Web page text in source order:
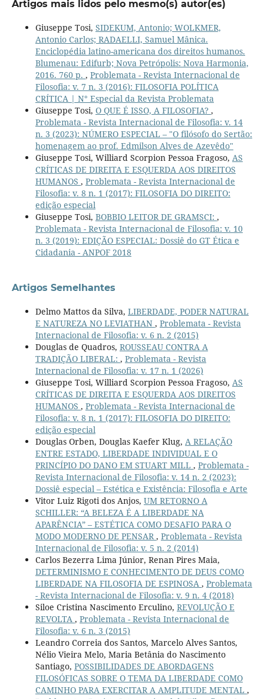
Artigos mais lidos pelo mesmo(s) autor(es)
Giuseppe Tosi, SIDEKUM, Antonio; WOLKMER,
Antonio Carlos; RADAELLI, Samuel Mânica.
Enciclopédia latino-americana dos direitos humanos.
Blumenau: Edifurb; Nova Petrópolis: Nova Harmonia,
2016. 760 p. , Problemata - Revista Internacional de
Filosofia: v. 7 n. 3 (2016): FILOSOFIA POLÍTICA
CRÍTICA | N° Especial da Revista Problemata
Giuseppe Tosi, O QUE É ISSO, A FILOSOFIA? ,
Problemata - Revista Internacional de Filosofia: v. 14
n. 3 (2023): NÚMERO ESPECIAL – "O filósofo do Sertão:
homenagem ao prof. Edmilson Alves de Azevêdo"
Giuseppe Tosi, Williard Scorpion Pessoa Fragoso, AS
CRÍTICAS DE DIREITA E ESQUERDA AOS DIREITOS
HUMANOS , Problemata - Revista Internacional de
Filosofia: v. 8 n. 1 (2017): FILOSOFIA DO DIREITO:
edição especial
Giuseppe Tosi, BOBBIO LEITOR DE GRAMSCI: ,
Problemata - Revista Internacional de Filosofia: v. 10
n. 3 (2019): EDIÇÃO ESPECIAL: Dossiê do GT Ética e
Cidadania - ANPOF 2018
Artigos Semelhantes
Delmo Mattos da Silva, LIBERDADE, PODER NATURAL
E NATUREZA NO LEVIATHAN , Problemata - Revista
Internacional de Filosofia: v. 6 n. 2 (2015)
Douglas de Quadros, ROUSSEAU CONTRA A
TRADIÇÃO LIBERAL: , Problemata - Revista
Internacional de Filosofia: v. 17 n. 1 (2026)
Giuseppe Tosi, Williard Scorpion Pessoa Fragoso, AS
CRÍTICAS DE DIREITA E ESQUERDA AOS DIREITOS
HUMANOS , Problemata - Revista Internacional de
Filosofia: v. 8 n. 1 (2017): FILOSOFIA DO DIREITO:
edição especial
Douglas Orben, Douglas Kaefer Klug, A RELAÇÃO
ENTRE ESTADO, LIBERDADE INDIVIDUAL E O
PRINCÍPIO DO DANO EM STUART MILL , Problemata -
Revista Internacional de Filosofia: v. 14 n. 2 (2023):
Dossiê especial – Estética e Existência: Filosofia e Arte
Vitor Luiz Rigoti dos Anjos, UM RETORNO A
SCHILLER: “A BELEZA É A LIBERDADE NA
APARÊNCIA” – ESTÉTICA COMO DESAFIO PARA O
MODO MODERNO DE PENSAR, Problemata - Revista
Internacional de Filosofia: v. 5 n. 2 (2014)
Carlos Bezerra Lima Júnior, Renan Pires Maia,
DETERMINISMO E CONHECIMENTO DE DEUS COMO
LIBERDADE NA FILOSOFIA DE ESPINOSA , Problemata
- Revista Internacional de Filosofia: v. 9 n. 4 (2018)
Siloe Cristina Nascimento Erculino, REVOLUÇÃO E
REVOLTA , Problemata - Revista Internacional de
Filosofia: v. 6 n. 3 (2015)
Leandro Correia dos Santos, Marcelo Alves Santos,
Nélio Vieira Melo, Maria Betânia do Nascimento
Santiago, POSSIBILIDADES DE ABORDAGENS
FILOSÓFICAS SOBRE O TEMA DA LIBERDADE COMO
CAMINHO PARA EXERCITAR A AMPLITUDE MENTAL ,